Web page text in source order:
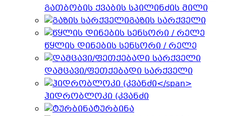
გათბობის ქვაბის სპილინძის მილი
გაზის სარქველი
წყლის დინების სენსორი / რელე
დამცავი/ფეთქებადი სარქველი
ჰიდრობლოკი (კვანძი
ტურბინა